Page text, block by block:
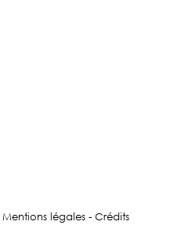
Mentions légales - Crédits